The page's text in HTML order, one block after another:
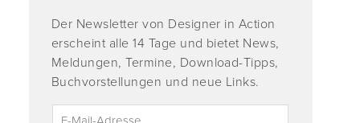
Der Newsletter von Designer in Action
erscheint alle 14 Tage und bietet News,
Meldungen, Termine, Download-Tipps,
Buchvorstellungen und neue Links.